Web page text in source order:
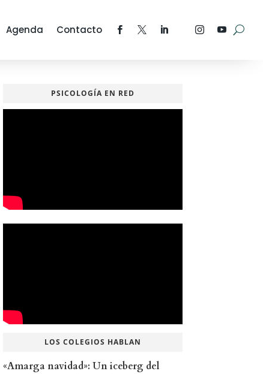
Agenda Contacto
PSICOLOGÍA EN RED
LOS COLEGIOS HABLAN
«Amarga navidad»: Un iceberg del